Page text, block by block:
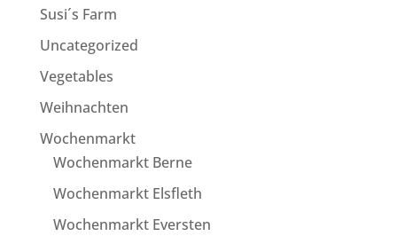
Susi´s Farm
Uncategorized
Vegetables
Weihnachten
Wochenmarkt
Wochenmarkt Berne
Wochenmarkt Elsfleth
Wochenmarkt Eversten